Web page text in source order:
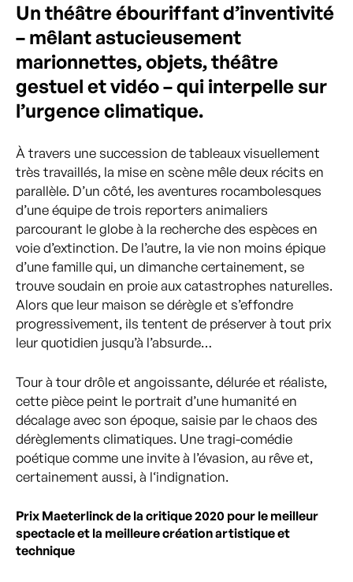
Un théâtre ébouriffant d’inventivité
– mêlant astucieusement
marionnettes, objets, théâtre
gestuel et vidéo – qui interpelle sur
l’urgence climatique.
À travers une succession de tableaux visuellement
très travaillés, la mise en scène mêle deux récits en
parallèle. D’un côté, les aventures rocambolesques
d’une équipe de trois reporters animaliers
parcourant le globe à la recherche des espèces en
voie d’extinction. De l’autre, la vie non moins épique
d’une famille qui, un dimanche certainement, se
trouve soudain en proie aux catastrophes naturelles.
Alors que leur maison se dérègle et s’effondre
progressivement, ils tentent de préserver à tout prix
leur quotidien jusqu’à l’absurde…
Tour à tour drôle et angoissante, délurée et réaliste,
cette pièce peint le portrait d’une humanité en
décalage avec son époque, saisie par le chaos des
dérèglements climatiques. Une tragi-comédie
poétique comme une invite à l’évasion, au rêve et,
certainement aussi, à l‘indignation.
Prix Maeterlinck de la critique 2020 pour le meilleur
spectacle et la meilleure création artistique et
technique